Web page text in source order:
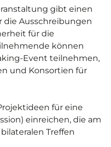
gibt einen
Ausschreibungen
für die
können
Event teilnehmen,
und Konsortien für
für eine
einreichen, die am
Treffen